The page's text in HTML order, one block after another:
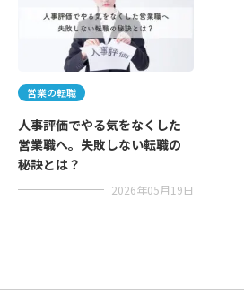
営業の転職
人事評価でやる気をなくした
営業職へ。失敗しない転職の
秘訣とは？
2026年05月19日